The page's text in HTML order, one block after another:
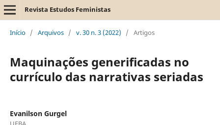
Revista Estudos Feministas
Início / Arquivos / v. 30 n. 3 (2022) / Artigos
Maquinações generificadas no
currículo das narrativas seriadas
Evanilson Gurgel